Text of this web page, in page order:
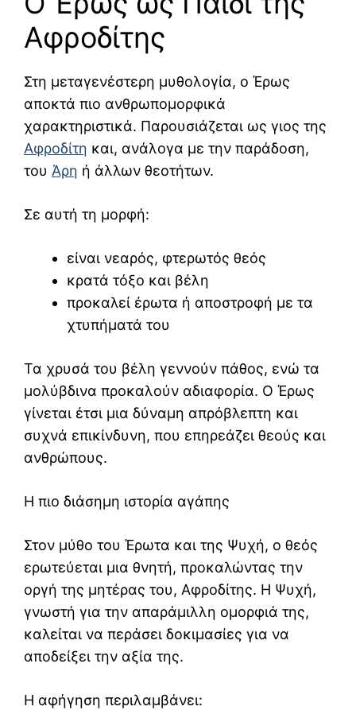
Αφροδίτης
Στη μεταγενέστερη μυθολογία, ο Έρως
αποκτά πιο ανθρωπομορφικά
χαρακτηριστικά. Παρουσιάζεται ως γιος της
Αφροδίτη και, ανάλογα με την παράδοση,
του Άρη ή άλλων θεοτήτων.
Σε αυτή τη μορφή:
είναι νεαρός, φτερωτός θεός
κρατά τόξο και βέλη
προκαλεί έρωτα ή αποστροφή με τα
χτυπήματά του
Τα χρυσά του βέλη γεννούν πάθος, ενώ τα
μολύβδινα προκαλούν αδιαφορία. Ο Έρως
γίνεται έτσι μια δύναμη απρόβλεπτη και
συχνά επικίνδυνη, που επηρεάζει θεούς και
ανθρώπους.
Η πιο διάσημη ιστορία αγάπης
Στον μύθο του Έρωτα και της Ψυχή, ο θεός
ερωτεύεται μια θνητή, προκαλώντας την
οργή της μητέρας του, Αφροδίτης. Η Ψυχή,
γνωστή για την απαράμιλλη ομορφιά της,
καλείται να περάσει δοκιμασίες για να
αποδείξει την αξία της.
Η αφήγηση περιλαμβάνει: